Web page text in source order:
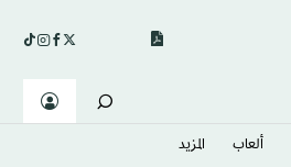
ألعاب المزيد